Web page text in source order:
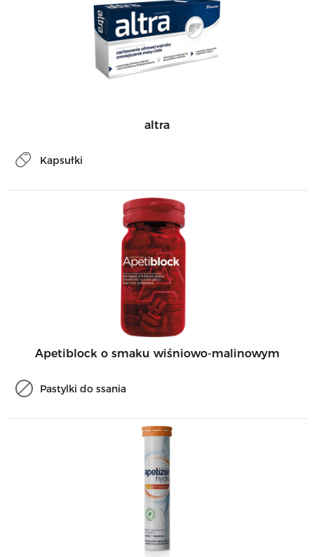
altra
Kapsułki
Apetiblock o smaku wiśniowo-malinowym
Pastylki do ssania